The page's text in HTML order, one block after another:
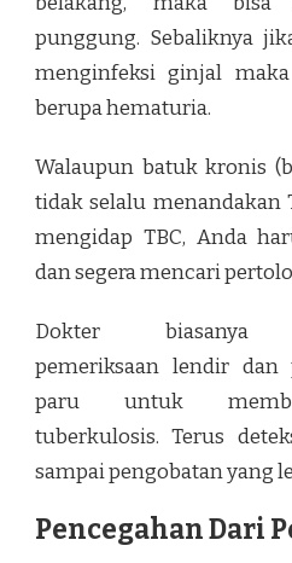
punggung. Sebaliknya
menginfeksi ginjal
berupa hematuria.
Walaupun batuk kronis
tidak selalu menandakan
mengidap TBC, Anda
dan segera mencari
Dokter biasanya
pemeriksaan lendir dan
paru untuk
tuberkulosis. Terus
sampai pengobatan yang
Pencegahan Dari